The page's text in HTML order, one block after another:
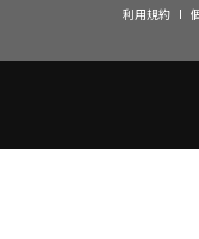
して
パ
に
利用規約